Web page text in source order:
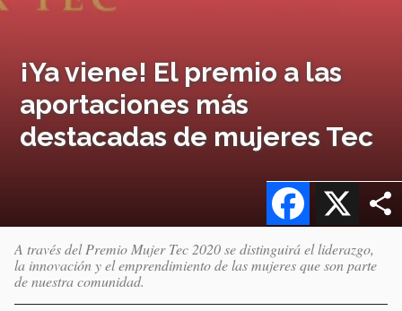
¡Ya viene! El premio a las
aportaciones más
destacadas de mujeres Tec
X
Facebook
A través del Premio Mujer Tec 2020 se distinguirá el liderazgo,
la innovación y el emprendimiento de las mujeres que son parte
de nuestra comunidad.